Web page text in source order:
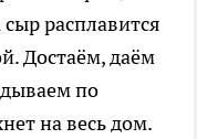
расплавится
Достаём, даём
по
на весь дом.